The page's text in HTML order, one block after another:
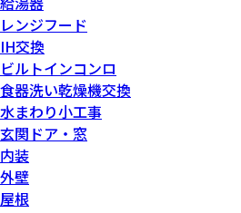
レンジフード
IH交換
ビルトインコンロ
食器洗い乾燥機交換
水まわり小工事
玄関ドア・窓
内装
外壁
屋根